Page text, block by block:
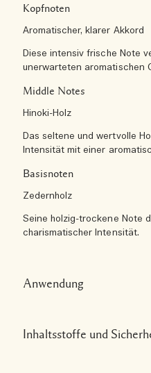
Kopfnoten
Aromatischer, klarer Akkord
Diese intensiv frische Note
unerwarteten aromatischen
Middle Notes
Hinoki-Holz
Das seltene und wertvolle
Intensität mit einer
Basisnoten
Zedernholz
Seine holzig-trockene Note
charismatischer Intensität.
Anwendung
Inhaltsstoffe und